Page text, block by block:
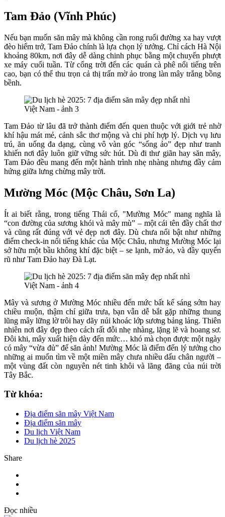
Tam Đảo (Vĩnh Phúc)
Nếu bạn muốn săn mây mà không cần rong ruổi đường xa hay vượt
đèo hiểm trở, Tam Đảo chính là lựa chọn lý tưởng. Chỉ cách Hà Nội
khoảng 80km, nơi đây dễ dàng chinh phục bằng một chuyến phượt
xe máy cuối tuần. Từ cổng trời đến các quán cà phê nổi tiếng trên
cao, bạn có thể thu trọn cả thị trấn mờ ảo trong làn mây trắng bồng
bềnh.
Tam Đảo từ lâu đã trở thành điểm đến quen thuộc với giới trẻ nhờ
khí hậu mát mẻ, cảnh sắc thơ mộng và chi phí hợp lý. Dịch vụ lưu
trú, ăn uống đa dạng, cùng vô vàn góc “sống ảo” đẹp như tranh
khiến nơi đây luôn giữ vững sức hút. Dù đi thư giãn hay săn mây,
Tam Đảo đều mang đến một hành trình nhẹ nhàng nhưng đầy cảm
hứng giữa lưng chừng mây trời.
Mường Móc (Mộc Châu, Sơn La)
Ít ai biết rằng, trong tiếng Thái cổ, "Mường Móc" mang nghĩa là
“con đường của sương khói và mây mù” – một cái tên đầy chất thơ
và cũng rất đúng với vẻ đẹp nơi đây. Dù chưa nổi bật như những
điểm check-in nổi tiếng khác của Mộc Châu, nhưng Mường Móc lại
sở hữu một bầu không khí đặc biệt – se lạnh, mờ ảo, và đầy quyến
rũ như Tam Đảo hay Đà Lạt.
Mây và sương ở Mường Móc nhiều đến mức bất kể sáng sớm hay
chiều muộn, thậm chí giữa trưa, bạn vẫn dễ bắt gặp những thung
lũng mây lững lờ trôi hay dãy núi khoác lớp sương bảng lảng. Thiên
nhiên nơi đây đẹp theo cách rất đỗi nhẹ nhàng, lặng lẽ và hoang sơ.
Đôi khi, mây xuất hiện dày đến mức… khó mà chọn được một ngày
có mây “vừa đủ” để săn ảnh! Mường Móc là điểm đến lý tưởng cho
những ai muốn tìm về một miền mây chưa nhiều dấu chân người –
một vùng đất còn nguyên nét tinh khôi và lãng đãng của núi trời
Tây Bắc.
Từ khóa:
Địa điểm săn mây Việt Nam
Địa điểm săn mây
Du lịch Việt Nam
Du lịch hè 2025
Share
Đọc nhiều